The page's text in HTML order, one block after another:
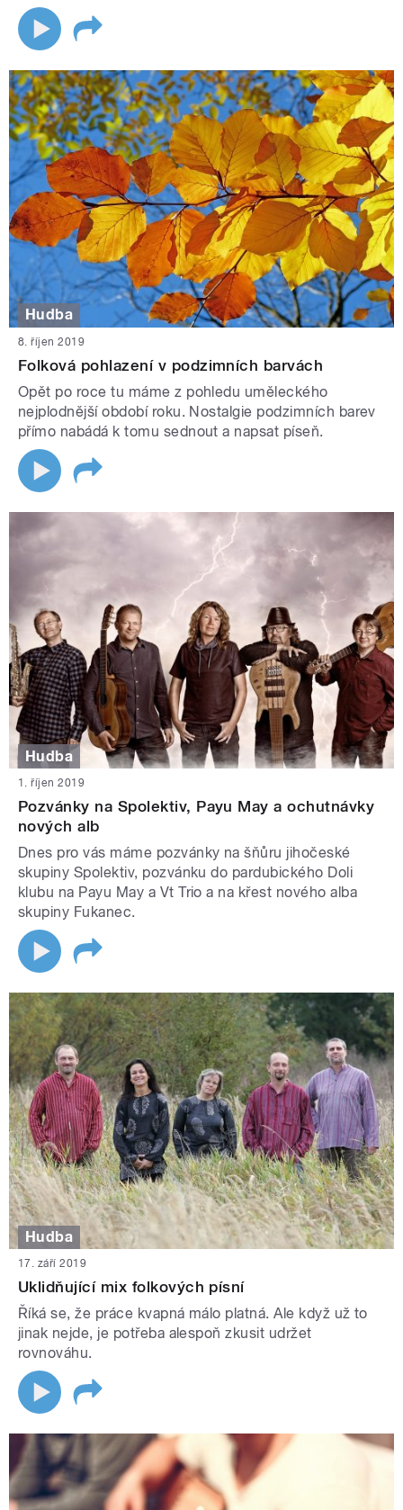
Hudba
8. říjen 2019
Folková pohlazení v podzimních barvách
Opět po roce tu máme z pohledu uměleckého
nejplodnější období roku. Nostalgie podzimních barev
přímo nabádá k tomu sednout a napsat píseň.
Hudba
1. říjen 2019
Pozvánky na Spolektiv, Payu May a ochutnávky
nových alb
Dnes pro vás máme pozvánky na šňůru jihočeské
skupiny Spolektiv, pozvánku do pardubického Doli
klubu na Payu May a Vt Trio a na křest nového alba
skupiny Fukanec.
Hudba
17. září 2019
Uklidňující mix folkových písní
Říká se, že práce kvapná málo platná. Ale když už to
jinak nejde, je potřeba alespoň zkusit udržet
rovnováhu.